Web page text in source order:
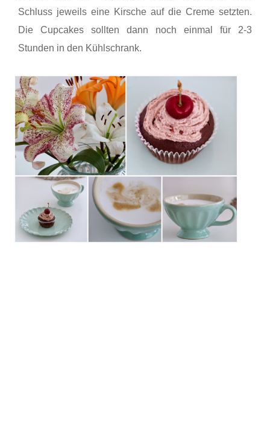
Schluss jeweils eine Kirsche auf die Creme setzten.
Die Cupcakes sollten dann noch einmal für 2-3
Stunden in den Kühlschrank.